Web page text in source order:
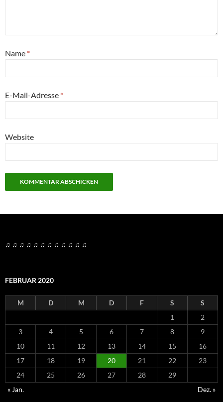
Name *
E-Mail-Adresse *
Website
♫ ♫ ♫ ♫ ♫ ♫ ♫ ♫ ♫ ♫ ♫ ♫
FEBRUAR 2020
M D M D F S
S
1
2
3
4 5 6 7 8
9
10
11 12 13 14 15
16
17
18 19 20 21 22
23
24
25 26 27 28
29
« Jan.
Dez. »